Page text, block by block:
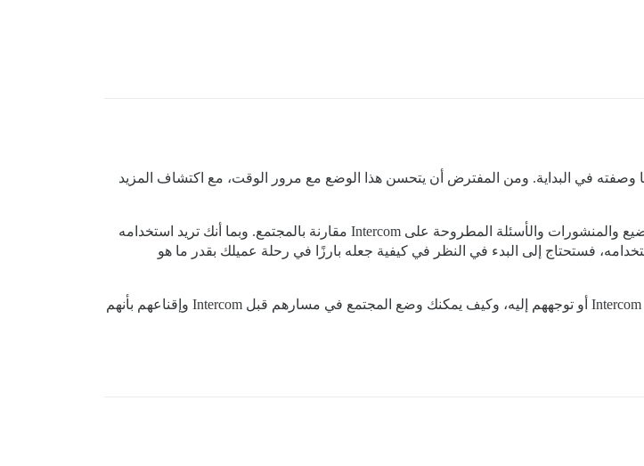
في البداية. ومن المفترض أن يتحسن هذا الوضع مع مرور الوقت، مع اكتشاف المزيد
طريقة لرؤية/قياس النمو تكون بملاحظة ما إذا كنت تحصل على نفس عدد المواضيع والمنشورات والأسئلة المطروحة على Intercom مقارنة بالمجتمع. وبما أنك تريد استخدامه
فستحتاج إلى البدء في النظر في كيفية جعله بارزًا في رحلة عميلك بقدر ما هو
يعني القيام بذلك أنك ستحتاج إلى النظر في كيفية وصول المستخدمين عادةً إلى Intercom أو توجههم إليه، وكيف يمكنك وضع المجتمع في مسارهم قبل Intercom وإقناعهم بأنهم